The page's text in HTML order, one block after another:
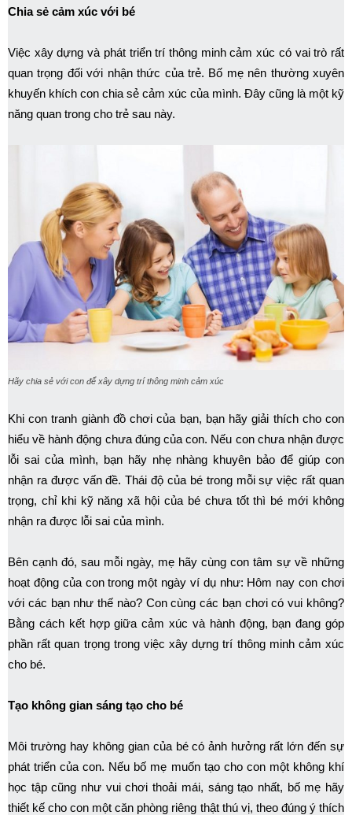
Chia sẻ cảm xúc với bé
Việc xây dựng và phát triển trí thông minh cảm xúc có vai trò rất
quan trọng đối với nhận thức của trẻ. Bố mẹ nên thường xuyên
khuyến khích con chia sẻ cảm xúc của mình. Đây cũng là một kỹ
năng quan trong cho trẻ sau này.
Hãy chia sẻ với con để xây dựng trí thông minh cảm xúc
Khi con tranh giành đồ chơi của bạn, bạn hãy giải thích cho con
hiểu về hành động chưa đúng của con. Nếu con chưa nhận được
lỗi sai của mình, bạn hãy nhẹ nhàng khuyên bảo để giúp con
nhận ra được vấn đề. Thái độ của bé trong mỗi sự việc rất quan
trọng, chỉ khi kỹ năng xã hội của bé chưa tốt thì bé mới không
nhận ra được lỗi sai của mình.
Bên cạnh đó, sau mỗi ngày, mẹ hãy cùng con tâm sự về những
hoạt động của con trong một ngày ví dụ như: Hôm nay con chơi
với các bạn như thế nào? Con cùng các bạn chơi có vui không?
Bằng cách kết hợp giữa cảm xúc và hành động, bạn đang góp
phần rất quan trọng trong việc xây dựng trí thông minh cảm xúc
cho bé.
Tạo không gian sáng tạo cho bé
Môi trường hay không gian của bé có ảnh hưởng rất lớn đến sự
phát triển của con. Nếu bố mẹ muốn tạo cho con một không khí
học tập cũng như vui chơi thoải mái, sáng tạo nhất, bố mẹ hãy
thiết kế cho con một căn phòng riêng thật thú vị, theo đúng ý thích